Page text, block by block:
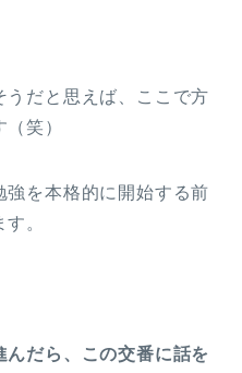
うだと思えば、ここで方
笑）
を本格的に開始する前
。
だら、この交番に話を